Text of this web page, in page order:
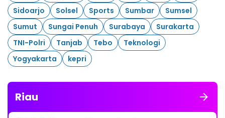
Sidoarjo
Solsel Sports Sumbar
Sumsel
Sumut
Sungai Penuh Surabaya
Surakarta
TNI-Polri
Tanjab Tebo
Teknologi
Yogyakarta
kepri
Riau